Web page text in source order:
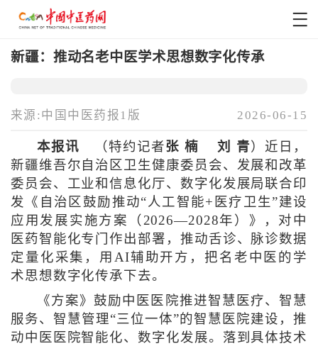
新疆：推动名老中医学术思想数字化传承
来源:中国中医药报1版 2026-06-15
本报讯 （特约记者张 楠 刘 青）近日，
新疆维吾尔自治区卫生健康委员会、发展和改革
委员会、工业和信息化厅、数字化发展局联合印
发《自治区鼓励推动“人工智能+医疗卫生”建设
应用发展实施方案（2026—2028年）》，对中
医药智能化专门作出部署，推动舌诊、脉诊数据
定量化采集，用AI辅助开方，把名老中医的学
术思想数字化传承下去。
《方案》鼓励中医医院推进智慧医疗、智慧
服务、智慧管理“三位一体”的智慧医院建设，推
动中医医院智能化、数字化发展。落到具体技术